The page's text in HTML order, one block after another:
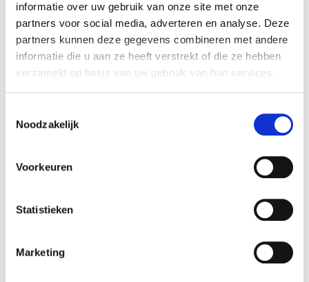
informatie over uw gebruik van onze site met onze
partners voor social media, adverteren en analyse. Deze
partners kunnen deze gegevens combineren met andere
informatie die u aan ze heeft verstrekt of die ze hebben
verzameld op basis van uw gebruik van hun services.
Noodzakelijk
Voorkeuren
Statistieken
Marketing